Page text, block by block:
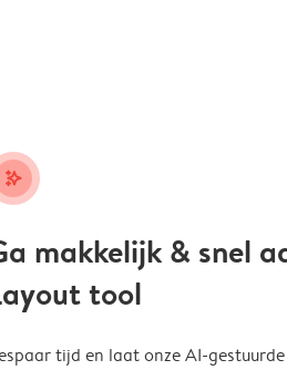
stars_plus
makkelijk & snel
tool
tijd en laat onze AI-